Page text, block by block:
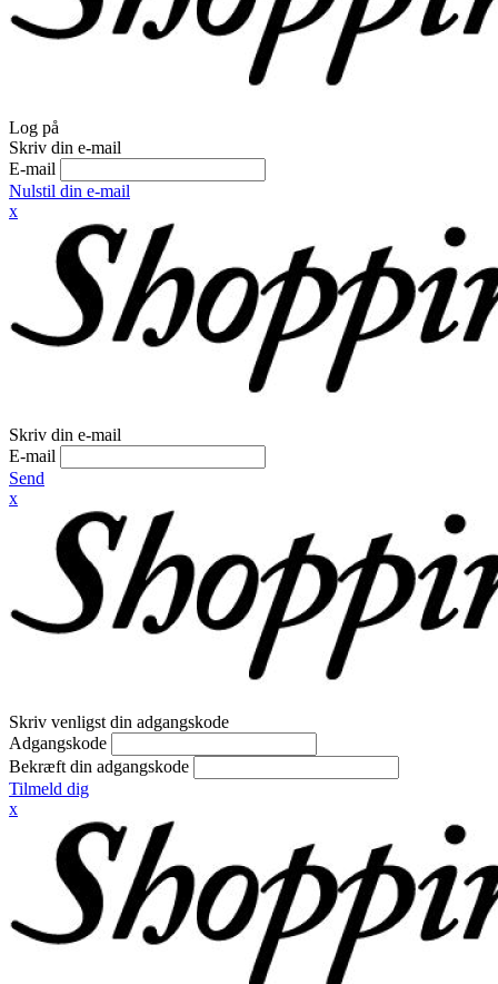
Log på
Skriv din e-mail
E-mail
Nulstil din e-mail
x
Skriv din e-mail
E-mail
Send
x
Skriv venligst din adgangskode
Adgangskode
Bekræft din adgangskode
Tilmeld dig
x